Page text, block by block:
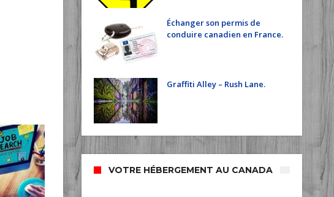
Échanger son permis de
conduire canadien en France.
Graffiti Alley – Rush Lane.
VOTRE HÉBERGEMENT AU CANADA